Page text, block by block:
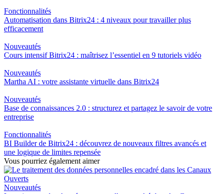
Fonctionnalités
Automatisation dans Bitrix24 : 4 niveaux pour travailler plus
efficacement
Nouveautés
Cours intensif Bitrix24 : maîtrisez l’essentiel en 9 tutoriels vidéo
Nouveautés
Martha AI : votre assistante virtuelle dans Bitrix24
Nouveautés
Base de connaissances 2.0 : structurez et partagez le savoir de votre
entreprise
Fonctionnalités
BI Builder de Bitrix24 : découvrez de nouveaux filtres avancés et
une logique de limites repensée
Vous pourriez également aimer
Nouveautés